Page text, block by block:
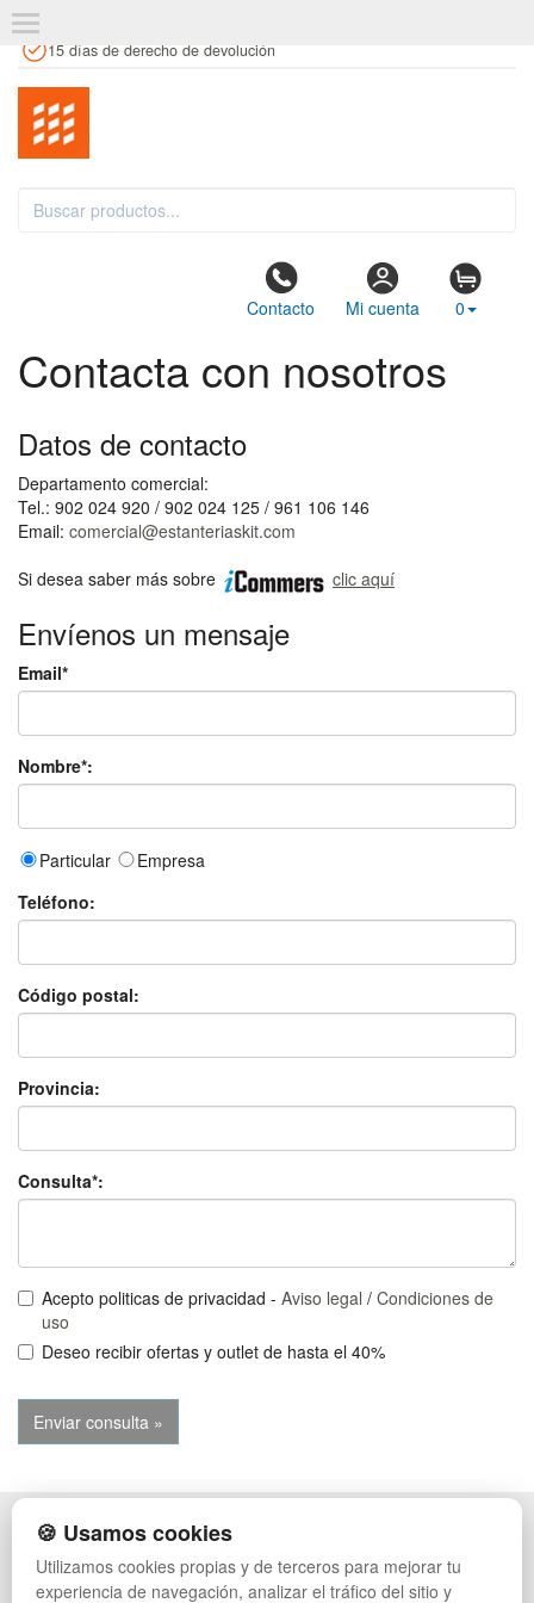
15 días de derecho de devolución
Contacto Mi cuenta 0
Contacta con nosotros
Datos de contacto
Departamento comercial:
Tel.: 902 024 920 / 902 024 125 / 961 106 146
Email: comercial@estanteriaskit.com
Si desea saber más sobre
clic aquí
Envíenos un mensaje
Email*
Nombre*:
Particular
Empresa
Teléfono:
Código postal:
Provincia:
Consulta*:
Acepto politicas de privacidad - Aviso legal / Condiciones de
uso
Deseo recibir ofertas y outlet de hasta el 40%
POLÍTICA DE PRIVACIDAD
CONDICIONES DE USO
CAMBIOS Y DEVOLUCIONES
PALETS DE PLÁSTICO
MANUTENCIÓN
🍪 Usamos cookies
Utilizamos cookies propias y de terceros para mejorar tu
experiencia de navegación, analizar el tráfico del sitio y